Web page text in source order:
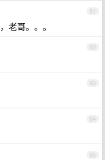
81
老哥。。。
82
83
84
85